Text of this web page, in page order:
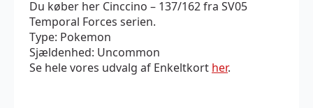
Du køber her Cinccino – 137/162 fra SV05
Temporal Forces serien.
Type: Pokemon
Sjældenhed: Uncommon
Se hele vores udvalg af Enkeltkort her.